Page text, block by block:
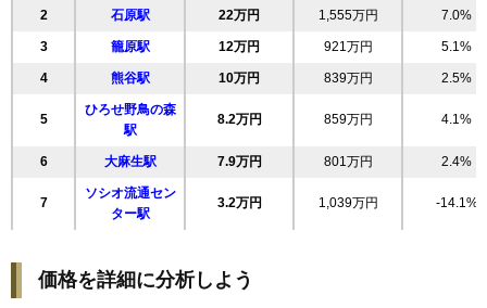
20 平戸 25万円 2,235万円 13.1%
21 月見町 25万円 1,223万円 11.2%
22 拾六間 24万円 1,460万円 10.3%
23 別府 24万円 1,812万円 15.7%
26 円光 23万円 1,384万円 9.5%
28 玉井 23万円
2 石原駅 22万円 1,555万円 7.0%
3 籠原駅 12万円 921万円 5.1%
4 熊谷駅 10万円 839万円 2.5%
5
ひろせ野鳥の森
駅
8.2万円 859万円 4.1%
6 大麻生駅 7.9万円 801万円 2.4%
7
ソシオ流通セン
ター駅
3.2万円 1,039万円 -14.1%
価格を詳細に分析しよう